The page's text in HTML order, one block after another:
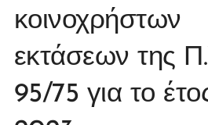
κοινοχρήστων
εκτάσεων της
95/75 για το